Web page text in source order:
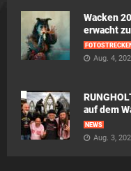
Wacken
erwacht
Aug. 4,
auf dem
NEWS
Aug. 3,